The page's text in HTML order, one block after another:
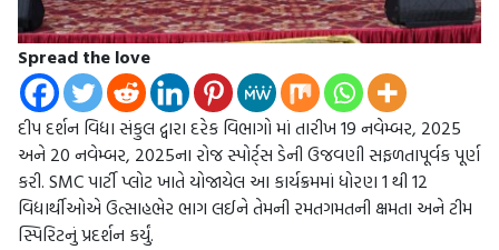
Spread the love
દીપ દર્શન વિદ્યા સંકુલ દ્વારા દરેક વિભાગો માં તારીખ 19 નવેમ્બર, 2025
અને 20 નવેમ્બર, 2025ના રોજ સ્પોર્ટ્સ ડેની ઉજવણી સફળતાપૂર્વક પૂર્ણ
કરી. SMC પાર્ટી પ્લોટ ખાતે યોજાયેલ આ કાર્યક્રમમાં ધોરણ 1 થી 12
વિદ્યાર્થીઓએ ઉત્સાહભેર ભાગ લઈને તેમની રમતગમતની ક્ષમતા અને ટીમ
સ્પિરિટનું પ્રદર્શન કર્યું.